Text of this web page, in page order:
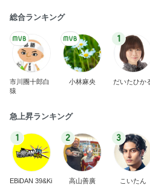
総合ランキング
市川團十郎白
猿
小林麻央
1
だいたひか
急上昇ランキング
1
EBiDAN 39&Ki
2
高山善廣
3
こいたん